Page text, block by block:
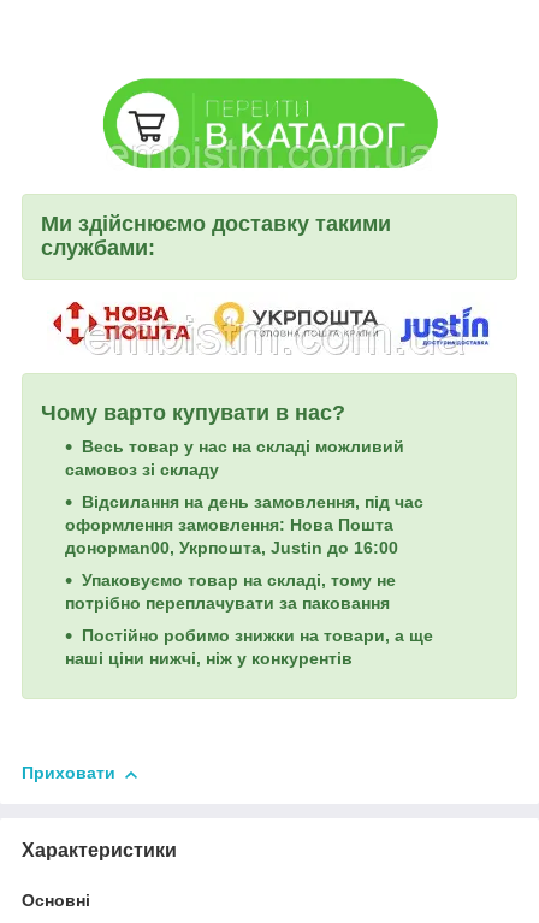
Ми здійснюємо доставку такими
службами:
Чому варто купувати в нас?
Весь товар у нас на складі можливий
самовоз зі складу
Відсилання на день замовлення, під час
оформлення замовлення: Нова Пошта
донормan00, Укрпошта, Justin до 16:00
Упаковуємо товар на складі, тому не
потрібно переплачувати за паковання
Постійно робимо знижки на товари, а ще
наші ціни нижчі, ніж у конкурентів
Приховати
Характеристики
Основні